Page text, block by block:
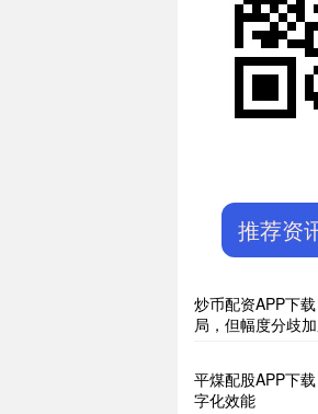
推荐资
炒币配资APP下
局，但幅度分歧
平煤配股APP下
字化效能